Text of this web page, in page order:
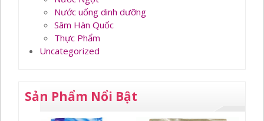
Nước uống dinh dưỡng
Sâm Hàn Quốc
Thực Phẩm
Uncategorized
Sản Phẩm Nổi Bật